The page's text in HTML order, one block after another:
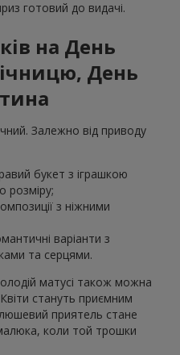
готовий до видачі.
на День
День
Залежно від приводу
букет з іграшкою
розміру;
з ніжними
варіанти з
та серцями.
матусі також можна
стануть приємним
приятель стане
коли той трошки